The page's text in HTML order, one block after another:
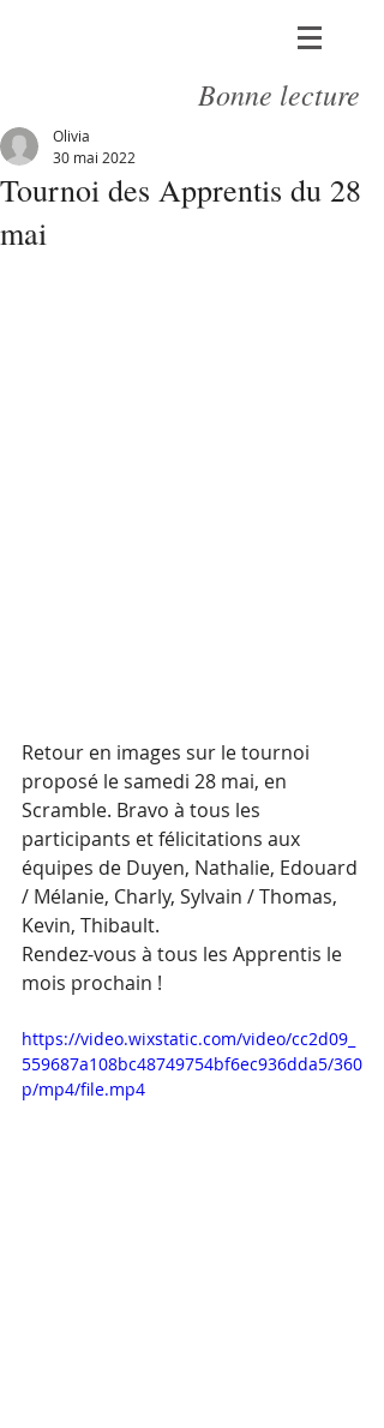
Bonne lecture
Tournoi des Apprentis du 28
mai
Olivia
30 mai 2022
Retour en images sur le tournoi
proposé le samedi 28 mai, en
Scramble. Bravo à tous les
participants et félicitations aux
équipes de Duyen, Nathalie, Edouard
/ Mélanie, Charly, Sylvain / Thomas,
Kevin, Thibault.
Rendez-vous à tous les Apprentis le
mois prochain !
https://video.wixstatic.com/video/cc2d09_
559687a108bc48749754bf6ec936dda5/360
p/mp4/file.mp4